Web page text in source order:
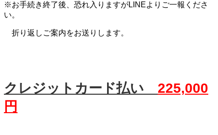
※お手続き終了後、恐れ入りますがLINEよりご一報くださ
い。
折り返しご案内をお送りします。
クレジットカード払い
225,000
円